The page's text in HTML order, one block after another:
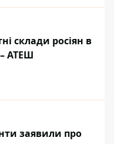
склади росіян в
АТЕШ
заявили про